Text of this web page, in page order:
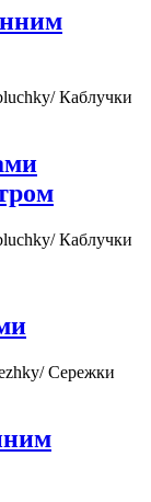
Каблучки
Каблучки
Сережки